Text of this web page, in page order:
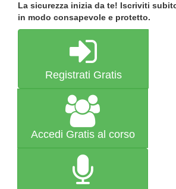
La sicurezza inizia da te! Iscriviti
in modo consapevole e protetto.
Registrati Gratis
Accedi Gratis al corso